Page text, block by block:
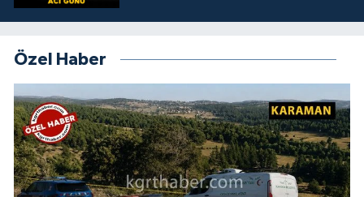
Özel Haber